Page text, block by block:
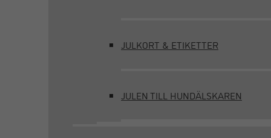
JULKORT & ETIKETTER
JULEN TILL HUNDÄLSKAREN